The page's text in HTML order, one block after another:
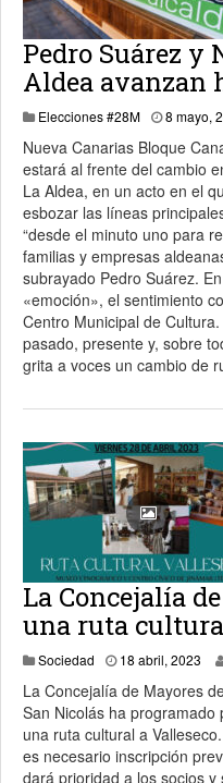
Pedro Suárez y
Aldea avanzan
Elecciones #28M 8 mayo,
Nueva Canarias Bloque
estará al frente del cambio
La Aldea, en un acto en el
esbozar las líneas
“desde el minuto uno para
familias y empresas
subrayado Pedro Suárez.
«emoción», el sentimiento
Centro Municipal de
pasado, presente y, sobre
grita a voces un cambio de
La Concejalía
una ruta
Sociedad 18 abril, 2023
La Concejalía de Mayores
San Nicolás ha
una ruta cultural a
es necesario inscripción
dará prioridad a los socios